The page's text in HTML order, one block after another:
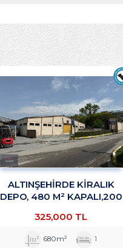
ALTINŞEHIRDE KIRALIK
DEPO, 480 M² KAPALI,200
325,000 TL
680m² 1